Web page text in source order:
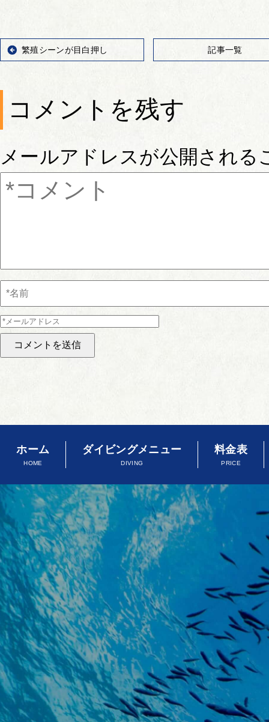
繁殖シーンが目白押し 記事一覧
コメントを残す
メールアドレスが公開される
ホーム
HOME
ダイビングメニュー
DIVING
料金表
PRICE